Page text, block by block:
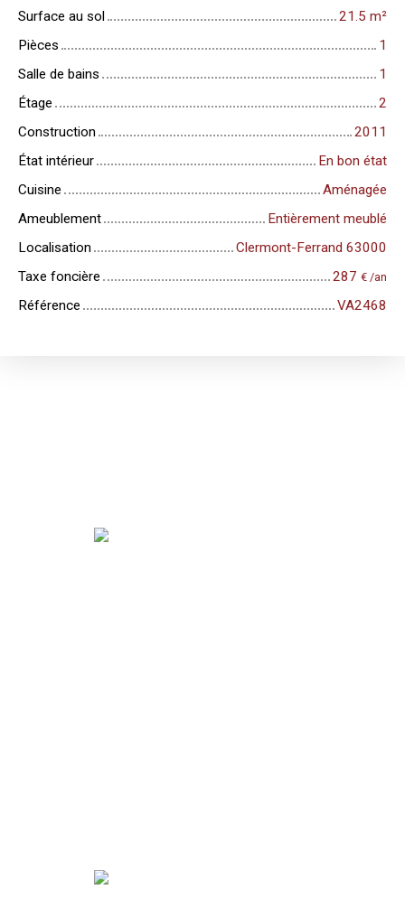
Surface au sol
21.5 m²
Pièces
1
Salle de bains
1
Étage
2
Construction
2011
État intérieur
En bon état
Cuisine
Aménagée
Ameublement
Entièrement meublé
Localisation
Clermont-Ferrand 63000
Taxe foncière
287 € /an
Référence VA2468